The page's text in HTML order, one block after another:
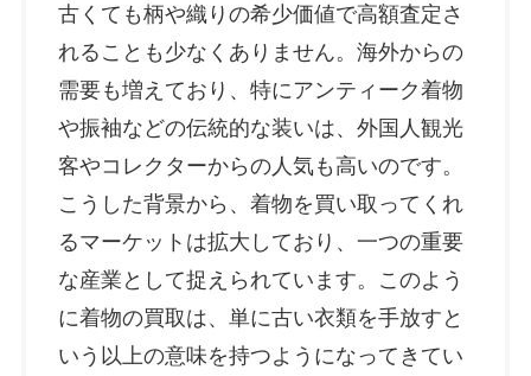
古くても柄や織りの希少価値で高額査定さ
れることも少なくありません。海外からの
需要も増えており、特にアンティーク着物
や振袖などの伝統的な装いは、外国人観光
客やコレクターからの人気も高いのです。
こうした背景から、着物を買い取ってくれ
るマーケットは拡大しており、一つの重要
な産業として捉えられています。このよう
に着物の買取は、単に古い衣類を手放すと
いう以上の意味を持つようになってきてい